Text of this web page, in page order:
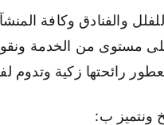
والفنادق وكافة
مستوى من الخدمة
رائحتها زكية وتدوم
ونتميز ب: